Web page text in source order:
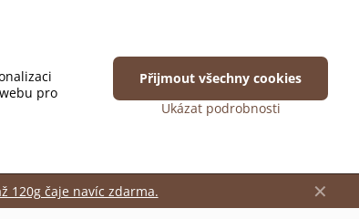
✕
120g čaje navíc zdarma.
pro
Ukázat podrobnosti
Přijmout všechny cookies